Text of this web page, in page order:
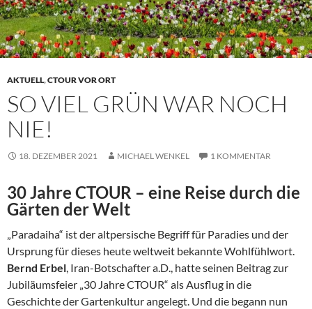
AKTUELL,CTOUR VOR ORT
SO VIEL GRÜN WAR NOCH
NIE!
18. DEZEMBER 2021 MICHAEL WENKEL 1 KOMMENTAR
30 Jahre CTOUR – eine Reise durch die
Gärten der Welt
„Paradaiha“ ist der altpersische Begriff für Paradies und der
Ursprung für dieses heute weltweit bekannte Wohlfühlwort.
Bernd Erbel, Iran-Botschafter a.D., hatte seinen Beitrag zur
Jubiläumsfeier „30 Jahre CTOUR“ als Ausflug in die
Geschichte der Gartenkultur angelegt. Und die begann nun